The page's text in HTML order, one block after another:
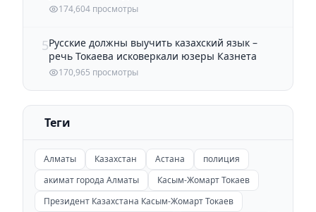
174,604 просмотры
5Русские должны выучить казахский язык –
речь Токаева исковеркали юзеры Казнета
170,965 просмотры
Теги
Алматы Казахстан Астана
полиция
акимат города Алматы
Касым-Жомарт Токаев
Президент Казахстана Касым-Жомарт Токаев